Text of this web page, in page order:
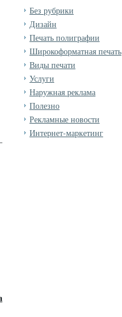
Без рубрики
Дизайн
Печать полиграфии
Широкоформатная печать
Виды печати
Услуги
Наружная реклама
Полезно
Рекламные новости
Интернет-маркетинг